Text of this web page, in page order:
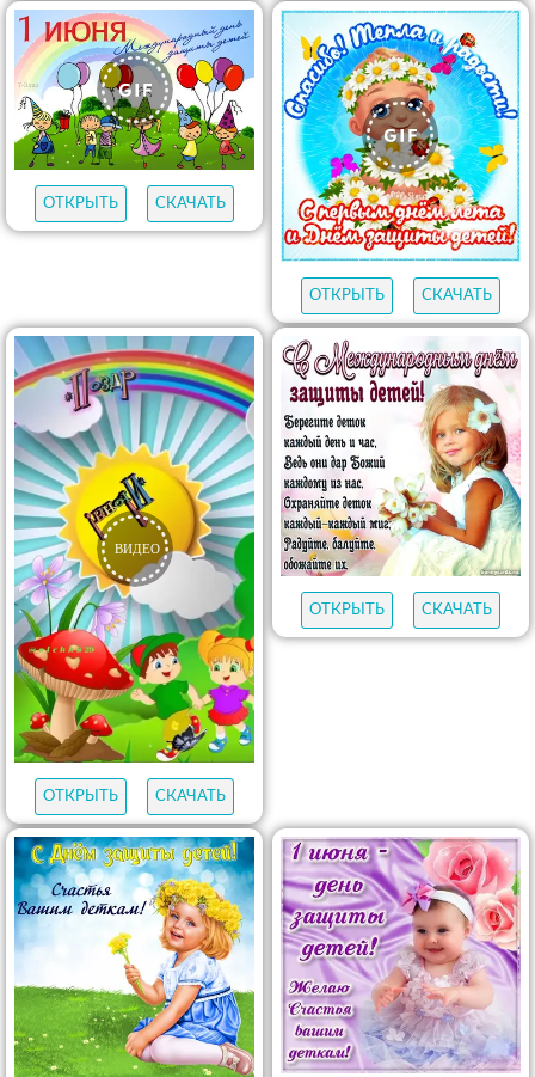
ОТКРЫТЬ СКАЧАТЬ
ОТКРЫТЬ СКАЧАТЬ
ОТКРЫТЬ СКАЧАТЬ
ОТКРЫТЬ СКАЧАТЬ